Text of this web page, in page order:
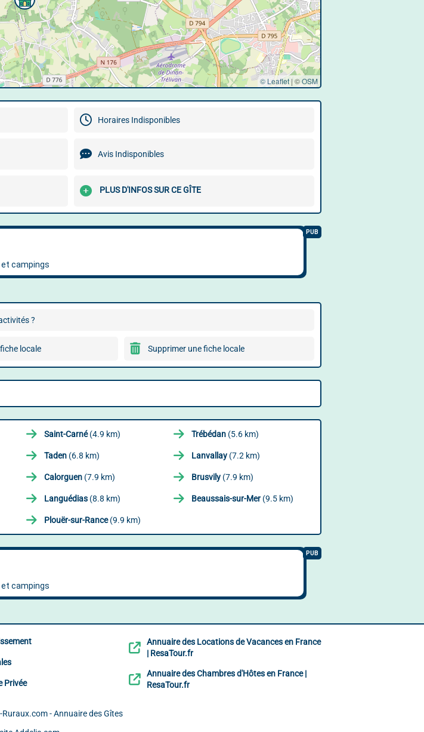
© Leaflet | ©OSM
Horaires Indisponibles
Avis Indisponibles
PLUS D'INFOS SUR CE GÎTE
?
locale Supprimer une fiche locale
Saint-Carné(4.9 km) Trébédan(5.6 km)
Taden (6.8 km) Lanvallay(7.2 km)
Calorguen (7.9 km) Brusvily(7.9 km)
Languédias (8.8 km) Beaussais-sur-Mer(9.5 km)
Plouër-sur-Rance(9.9 km)
Privée
Annuaire des Locations de Vacances en France
| ResaTour.fr
Annuaire des Chambres d'Hôtes en France |
ResaTour.fr
Ruraux.com - Annuaire des Gîtes